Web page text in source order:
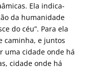
Ela indica-
da humanidade
do céu”. Para ela
caminha, e juntos
uma cidade onde há
cidade onde há